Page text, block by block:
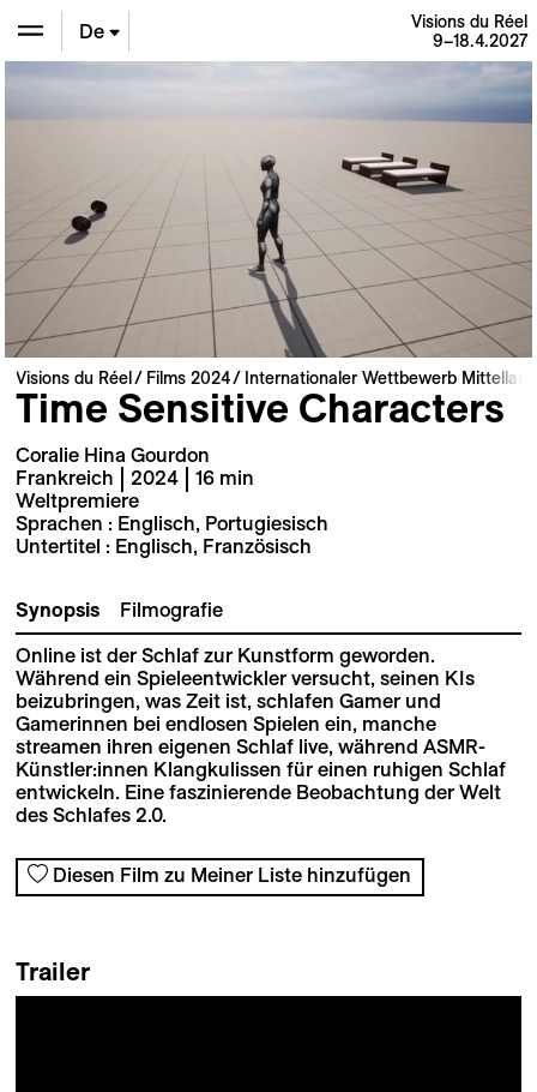
De
Visions du Réel
9–18.4.2027
Visions du Réel Films 2024 Internationaler Wettbewerb
Time Sensitive Characters
Coralie Hina Gourdon
Frankreich | 2024 | 16 min
Weltpremiere
Sprachen : Englisch, Portugiesisch
Untertitel : Englisch, Französisch
Synopsis Filmografie
Online ist der Schlaf zur Kunstform geworden.
Während ein Spieleentwickler versucht, seinen KIs
beizubringen, was Zeit ist, schlafen Gamer und
Gamerinnen bei endlosen Spielen ein, manche
streamen ihren eigenen Schlaf live, während ASMR-
Künstler:innen Klangkulissen für einen ruhigen Schlaf
entwickeln. Eine faszinierende Beobachtung der Welt
des Schlafes 2.0.
Diesen Film zu Meiner Liste hinzufügen
Trailer